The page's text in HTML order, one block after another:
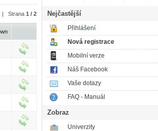
| Strana 1 / 2 Nejčastější
Přihlášení
Nová registrace
Mobilní verze
Náš Facebook
Vaše dotazy
FAQ - Manuál
Zobraz
Univerzity